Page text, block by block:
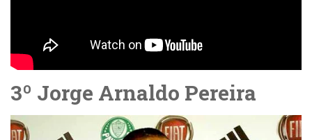
3º Jorge Arnaldo Pereira